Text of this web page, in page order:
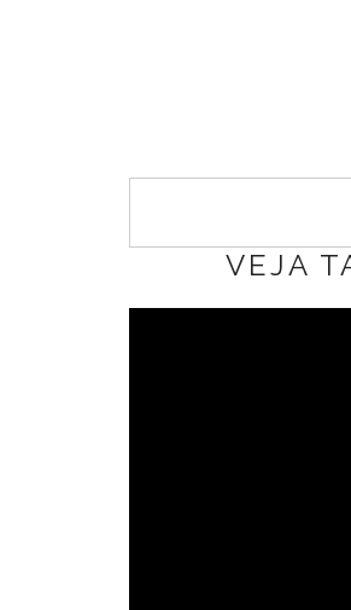
VEJA